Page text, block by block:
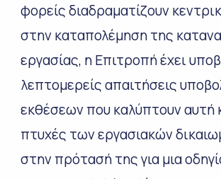
φορείς διαδραματίζουν
στην καταπολέμηση της
εργασίας, η Επιτροπή έχει
λεπτομερείς απαιτήσεις
εκθέσεων που καλύπτουν αυτή
πτυχές των εργασιακών
στην πρότασή της για μια